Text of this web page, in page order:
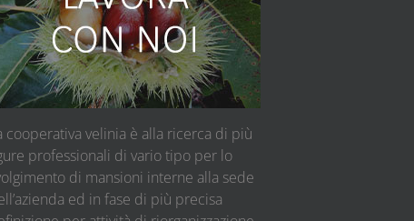
cooperativa velinia è alla ricerca di più
professionali di vario tipo per lo
di mansioni interne alla sede
ed in fase di più precisa